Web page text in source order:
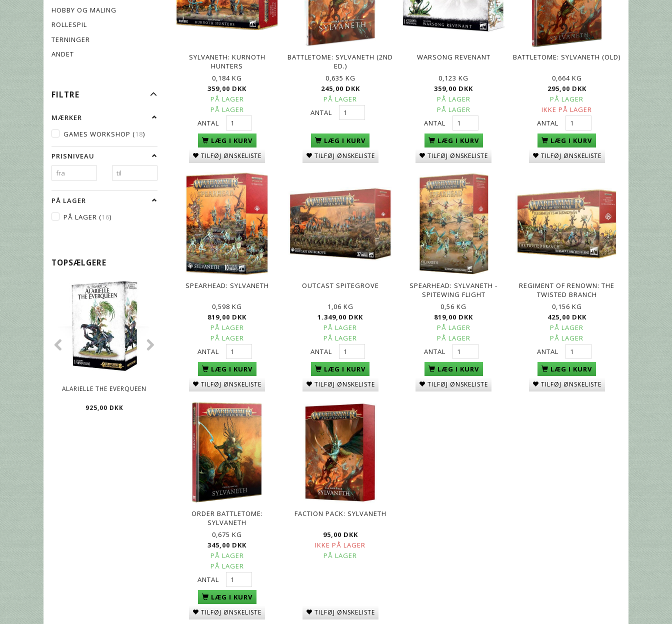
HOBBY OG MALING
ROLLESPIL
TERNINGER
ANDET
FILTRE
MÆRKER
GAMES WORKSHOP (18)
PRISNIVEAU
PÅ LAGER
PÅ LAGER (16)
TOPSÆLGERE
ALARIELLE THE EVERQUEEN
925,00 DKK
AWAKENED WYLDWOOD
359,00 DKK
ARCH-REVENANT
249,00 DKK
SPITERIDER LANCERS GOSSAMID ARCHERS
BELTHANOS, FIRST
KURNOTH
625,00 DKK
SYLVANETH: KURNOTH
HUNTERS
0,184 KG
359,00 DKK
PÅ LAGER
PÅ LAGER
ANTAL
LÆG I KURV
TILFØJ ØNSKELISTE
BATTLETOME: SYLVANETH (2ND
ED.)
0,635 KG
245,00 DKK
PÅ LAGER
ANTAL
LÆG I KURV
TILFØJ ØNSKELISTE
WARSONG REVENANT
0,123 KG
359,00 DKK
PÅ LAGER
PÅ LAGER
ANTAL
LÆG I KURV
TILFØJ ØNSKELISTE
BATTLETOME: SYLVANETH (OLD)
0,664 KG
295,00 DKK
PÅ LAGER
IKKE PÅ LAGER
ANTAL
LÆG I KURV
TILFØJ ØNSKELISTE
SPEARHEAD: SYLVANETH
0,598 KG
819,00 DKK
PÅ LAGER
PÅ LAGER
ANTAL
LÆG I KURV
TILFØJ ØNSKELISTE
OUTCAST SPITEGROVE
1,06 KG
1.349,00 DKK
PÅ LAGER
PÅ LAGER
ANTAL
LÆG I KURV
TILFØJ ØNSKELISTE
SPEARHEAD: SYLVANETH -
SPITEWING FLIGHT
0,56 KG
819,00 DKK
PÅ LAGER
PÅ LAGER
ANTAL
LÆG I KURV
TILFØJ ØNSKELISTE
REGIMENT OF RENOWN: THE
TWISTED BRANCH
0,156 KG
425,00 DKK
PÅ LAGER
PÅ LAGER
ANTAL
LÆG I KURV
TILFØJ ØNSKELISTE
ORDER BATTLETOME:
SYLVANETH
0,675 KG
345,00 DKK
PÅ LAGER
PÅ LAGER
ANTAL
LÆG I KURV
TILFØJ ØNSKELISTE
FACTION PACK: SYLVANETH
95,00 DKK
IKKE PÅ LAGER
PÅ LAGER
TILFØJ ØNSKELISTE